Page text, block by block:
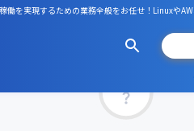
を実現するための業務全般をお任せ！Linuxや